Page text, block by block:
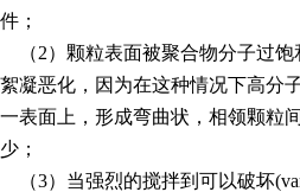
件；
（2）颗粒表面被聚合物分子过饱
絮凝恶化，因为在这种情况下高分
一表面上，形成弯曲状，相领颗粒
少；
（3）当强烈的搅拌到可以破坏